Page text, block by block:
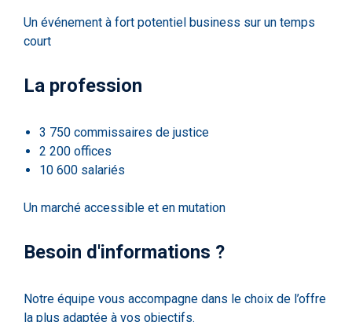
Un événement à fort potentiel business sur un temps
court
La profession
3 750 commissaires de justice
2 200 offices
10 600 salariés
Un marché accessible et en mutation
Besoin d'informations ?
Notre équipe vous accompagne dans le choix de l’offre
la plus adaptée à vos objectifs.